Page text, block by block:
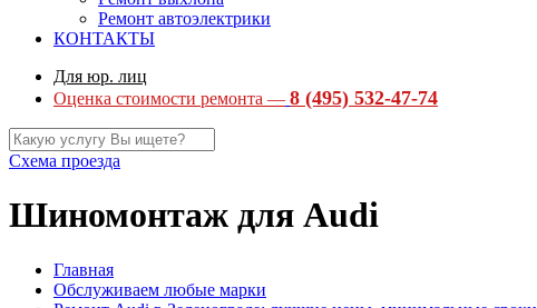
Ремонт автоэлектрики
КОНТАКТЫ
Для юр. лиц
Оценка стоимости ремонта — 8 (495) 532-47-74
Схема проезда
Шиномонтаж для Audi
Главная
Обслуживаем любые марки